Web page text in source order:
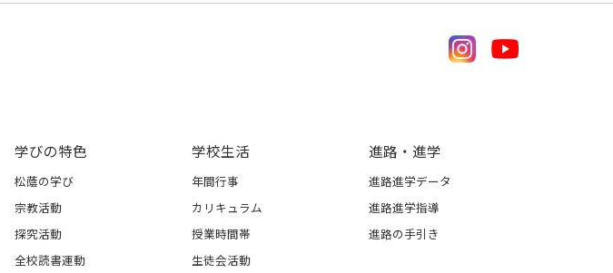
学びの特色
松蔭の学び
宗教活動
探究活動
全校読書運動
学校生活
年間行事
カリキュラム
授業時間帯
生徒会活動
進路・進学
進路進学データ
進路進学指導
進路の手引き